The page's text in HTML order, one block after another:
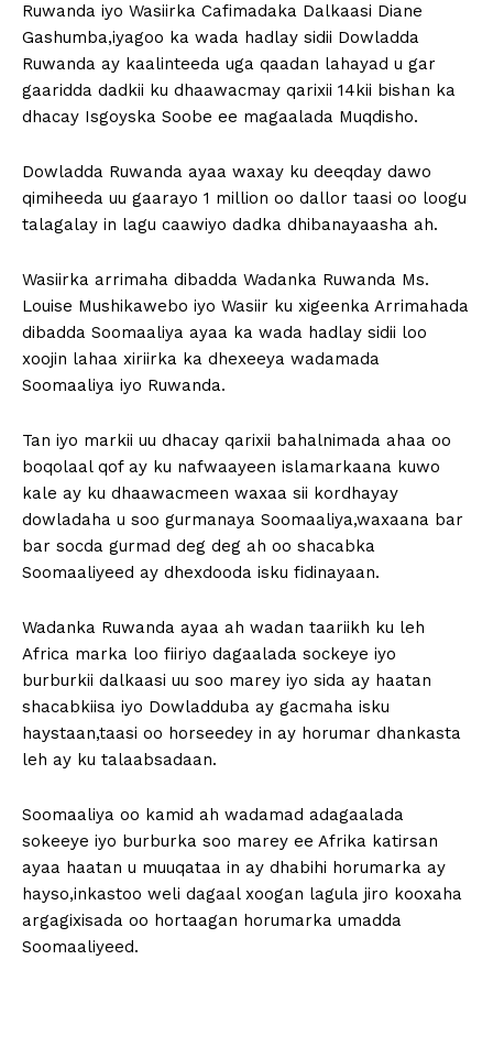
Ruwanda iyo Wasiirka Cafimadaka Dalkaasi Diane
Gashumba,iyagoo ka wada hadlay sidii Dowladda
Ruwanda ay kaalinteeda uga qaadan lahayad u gar
gaaridda dadkii ku dhaawacmay qarixii 14kii bishan ka
dhacay Isgoyska Soobe ee magaalada Muqdisho.
Dowladda Ruwanda ayaa waxay ku deeqday dawo
qimiheeda uu gaarayo 1 million oo dallor taasi oo loogu
talagalay in lagu caawiyo dadka dhibanayaasha ah.
Wasiirka arrimaha dibadda Wadanka Ruwanda Ms.
Louise Mushikawebo iyo Wasiir ku xigeenka Arrimahada
dibadda Soomaaliya ayaa ka wada hadlay sidii loo
xoojin lahaa xiriirka ka dhexeeya wadamada
Soomaaliya iyo Ruwanda.
Tan iyo markii uu dhacay qarixii bahalnimada ahaa oo
boqolaal qof ay ku nafwaayeen islamarkaana kuwo
kale ay ku dhaawacmeen waxaa sii kordhayay
dowladaha u soo gurmanaya Soomaaliya,waxaana bar
bar socda gurmad deg deg ah oo shacabka
Soomaaliyeed ay dhexdooda isku fidinayaan.
Wadanka Ruwanda ayaa ah wadan taariikh ku leh
Africa marka loo fiiriyo dagaalada sockeye iyo
burburkii dalkaasi uu soo marey iyo sida ay haatan
shacabkiisa iyo Dowladduba ay gacmaha isku
haystaan,taasi oo horseedey in ay horumar dhankasta
leh ay ku talaabsadaan.
Soomaaliya oo kamid ah wadamad adagaalada
sokeeye iyo burburka soo marey ee Afrika katirsan
ayaa haatan u muuqataa in ay dhabihi horumarka ay
hayso,inkastoo weli dagaal xoogan lagula jiro kooxaha
argagixisada oo hortaagan horumarka umadda
Soomaaliyeed.